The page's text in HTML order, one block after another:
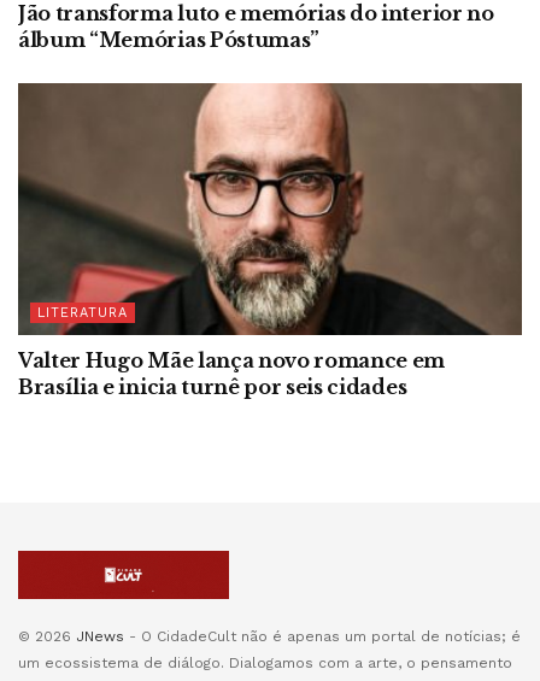
Jão transforma luto e memórias do interior no
álbum “Memórias Póstumas”
LITERATURA
Valter Hugo Mãe lança novo romance em
Brasília e inicia turnê por seis cidades
© 2026 JNews - O CidadeCult não é apenas um portal de notícias; é
um ecossistema de diálogo. Dialogamos com a arte, o pensamento